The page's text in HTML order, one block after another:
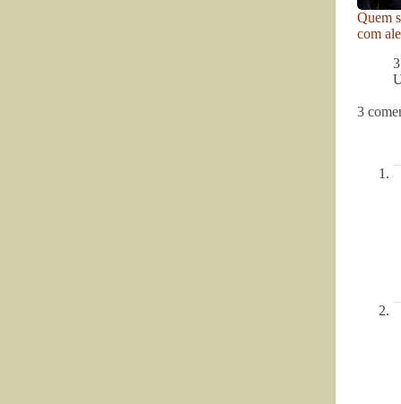
Quem
com
3